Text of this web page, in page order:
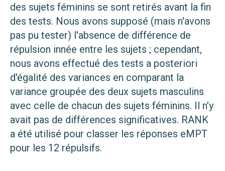
des sujets féminins se sont retirés avant la fin
des tests. Nous avons supposé (mais n'avons
pas pu tester) l'absence de différence de
répulsion innée entre les sujets ; cependant,
nous avons effectué des tests a posteriori
d'égalité des variances en comparant la
variance groupée des deux sujets masculins
avec celle de chacun des sujets féminins. Il n’y
avait pas de différences significatives. RANK
a été utilisé pour classer les réponses eMPT
pour les 12 répulsifs.